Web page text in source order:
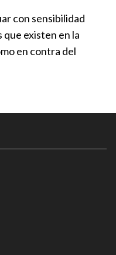
con sensibilidad
existen en la
en contra del